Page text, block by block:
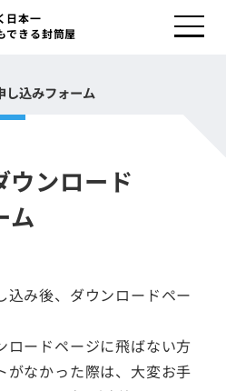
日本一
できる封筒屋
し込みフォーム
ウンロード
ム
込み後、ダウンロードペー
ードページに飛ばない方
がなかった際は、大変お手